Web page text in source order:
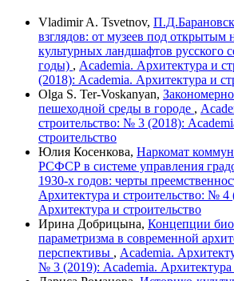
Vladimir A. Tsvetnov,
взглядов: от музеев под открытым
культурных ландшафтов русского
годы) , Academia. Архитектура и
(2018): Academia. Архитектура и
Olga S. Ter-Voskanyan,
пешеходной среды в городе ,
строительство: № 3 (2018):
строительство
Юлия Косенкова, Наркомат
РСФСР в системе управления
1930-х годов: черты
Архитектура и строительство: № 4
Архитектура и строительство
Ирина Добрицына, Концепции
параметризма в современной
перспективы , Academia.
№ 3 (2019): Academia. Архитектура